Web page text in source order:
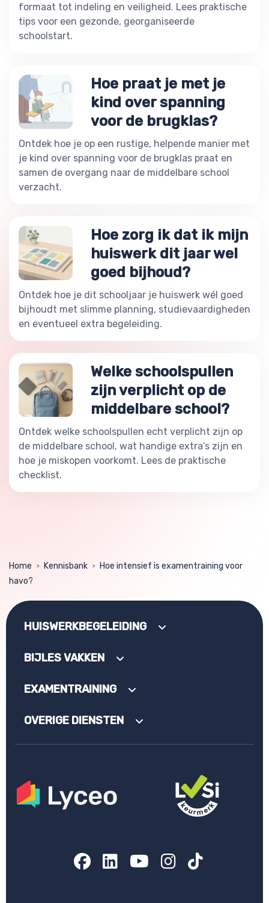
formaat tot indeling en veiligheid. Lees praktische
tips voor een gezonde, georganiseerde
schoolstart.
Hoe praat je met je
kind over spanning
voor de brugklas?
Ontdek hoe je op een rustige, helpende manier met
je kind over spanning voor de brugklas praat en
samen de overgang naar de middelbare school
verzacht.
Hoe zorg ik dat ik mijn
huiswerk dit jaar wel
goed bijhoud?
Ontdek hoe je dit schooljaar je huiswerk wél goed
bijhoudt met slimme planning, studievaardigheden
en eventueel extra begeleiding.
Welke schoolspullen
zijn verplicht op de
middelbare school?
Ontdek welke schoolspullen echt verplicht zijn op
de middelbare school, wat handige extra’s zijn en
hoe je miskopen voorkomt. Lees de praktische
checklist.
Home > Kennisbank >
Hoe intensief is examentraining voor
havo?
HUISWERKBEGELEIDING
BIJLES VAKKEN
EXAMENTRAINING
OVERIGE DIENSTEN
Facebook
LinkedIn
YouTube
Instagram
TikTok